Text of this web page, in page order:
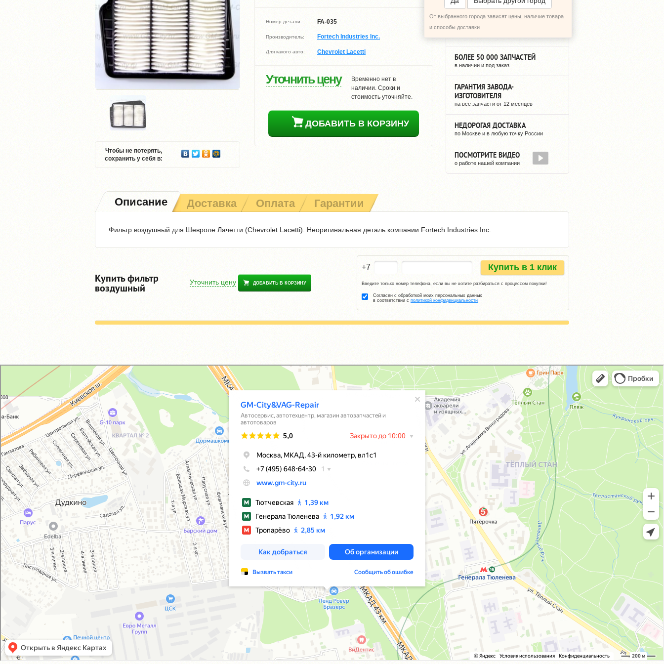
Чтобы не потерять,
сохранить у себя в:
Номер детали: FA-035
Производитель: Fortech Industries Inc.
Для какого авто: Chevrolet Lacetti
Уточнить цену
Временно нет в
наличии. Сроки и
стоимость уточняйте.
ДОБАВИТЬ В КОРЗИНУ
От выбранного города зависят цены, наличие товара
и способы доставки12 ЛЕТ НА РЫНКЕ
БОЛЕЕ 50 000 ЗАПЧАСТЕЙ
в наличии и под заказ
ГАРАНТИЯ ЗАВОДА-
ИЗГОТОВИТЕЛЯ
на все запчасти от 12 месяцев
НЕДОРОГАЯ ДОСТАВКА
по Москве и в любую точку России
ПОСМОТРИТЕ ВИДЕО
о работе нашей компании
Описание Доставка Оплата Гарантии
Фильтр воздушный для Шевроле Лачетти (Chevrolet Lacetti). Неоригинальная деталь компании Fortech Industries Inc.
Купить фильтр
воздушный Уточнить цену ДОБАВИТЬ В КОРЗИНУ
+7 Купить в 1 клик
Введите только номер телефона, если вы не хотите разбираться с процессом покупки!
Согласен с обработкой моих персональных данных
в соответствии с политикой конфиденциальности
GM-City&VAG-Repair
Автосервис, автотехцентр в Москве
Магазин автозапчастей и автотоваров в Москве